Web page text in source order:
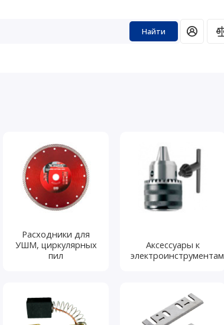
Найти
Расходники для
УШМ, циркулярных
пил
Аксессуары к
электроинструментам